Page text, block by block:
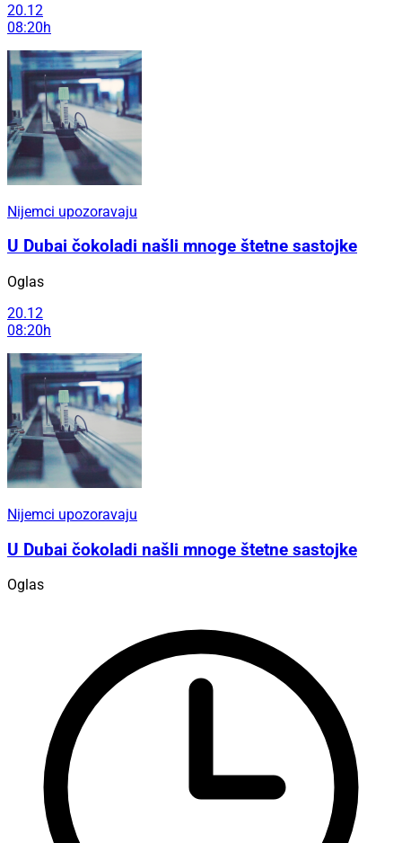
20.12
08:20h
Nijemci upozoravaju
U Dubai čokoladi našli mnoge štetne sastojke
Oglas
20.12
08:20h
Nijemci upozoravaju
U Dubai čokoladi našli mnoge štetne sastojke
Oglas